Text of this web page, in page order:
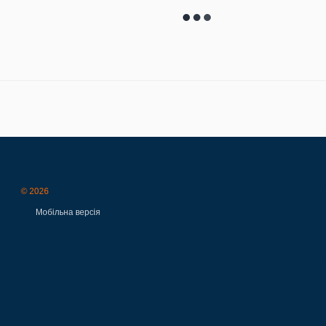
© 2026
Мобільна версія